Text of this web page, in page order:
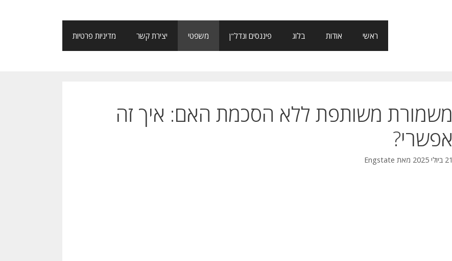
ראשי אודות בלוג פיננסים ונדל"ן משפטי יצירת קשר מדיניות פרטיות
משמורת משותפת ללא הסכמת האם: איך זה
אפשרי?
21 ביולי 2025 מאת Engstate